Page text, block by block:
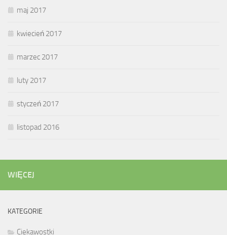
maj 2017
kwiecień 2017
marzec 2017
luty 2017
styczeń 2017
listopad 2016
WIĘCEJ
KATEGORIE
Ciekawostki